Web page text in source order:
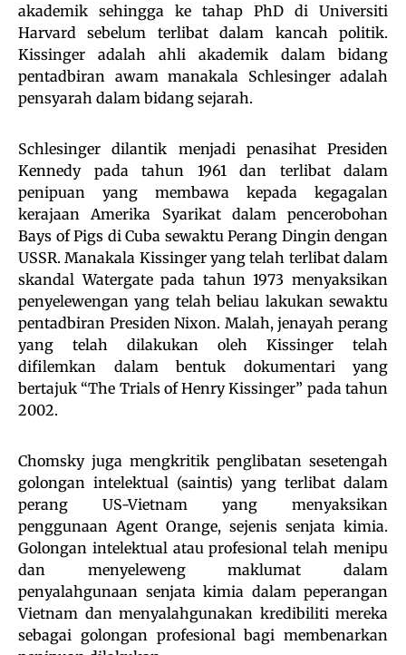
akademik sehingga ke tahap PhD di Universiti
Harvard sebelum terlibat dalam kancah politik.
Kissinger adalah ahli akademik dalam bidang
pentadbiran awam manakala Schlesinger adalah
pensyarah dalam bidang sejarah.
Schlesinger dilantik menjadi penasihat Presiden
Kennedy pada tahun 1961 dan terlibat dalam
penipuan yang membawa kepada kegagalan
kerajaan Amerika Syarikat dalam pencerobohan
Bays of Pigs di Cuba sewaktu Perang Dingin dengan
USSR. Manakala Kissinger yang telah terlibat dalam
skandal Watergate pada tahun 1973 menyaksikan
penyelewengan yang telah beliau lakukan sewaktu
pentadbiran Presiden Nixon. Malah, jenayah perang
yang telah dilakukan oleh Kissinger telah
difilemkan dalam bentuk dokumentari yang
bertajuk “The Trials of Henry Kissinger” pada tahun
2002.
Chomsky juga mengkritik penglibatan sesetengah
golongan intelektual (saintis) yang terlibat dalam
perang US-Vietnam yang menyaksikan
penggunaan Agent Orange, sejenis senjata kimia.
Golongan intelektual atau profesional telah menipu
dan menyeleweng maklumat dalam
penyalahgunaan senjata kimia dalam peperangan
Vietnam dan menyalahgunakan kredibiliti mereka
sebagai golongan profesional bagi membenarkan